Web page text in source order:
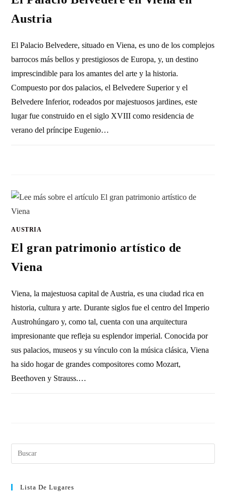
Austria
El Palacio Belvedere, situado en Viena, es uno de los complejos
barrocos más bellos y prestigiosos de Europa, y, un destino
imprescindible para los amantes del arte y la historia.
Compuesto por dos palacios, el Belvedere Superior y el
Belvedere Inferior, rodeados por majestuosos jardines, este
lugar fue construido en el siglo XVIII como residencia de
verano del príncipe Eugenio…
AUSTRIA
El gran patrimonio artístico de
Viena
Viena, la majestuosa capital de Austria, es una ciudad rica en
historia, cultura y arte. Durante siglos fue el centro del Imperio
Austrohúngaro y, como tal, cuenta con una arquitectura
impresionante que refleja su esplendor imperial. Conocida por
sus palacios, museos y su vínculo con la música clásica, Viena
ha sido hogar de grandes compositores como Mozart,
Beethoven y Strauss.…
Lista De Lugares